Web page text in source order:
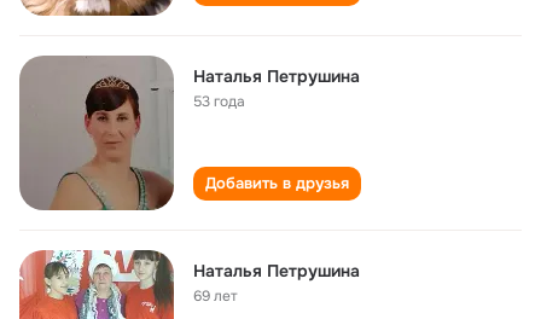
Наталья Петрушина
53 года
Добавить в друзья
Наталья Петрушина
69 лет